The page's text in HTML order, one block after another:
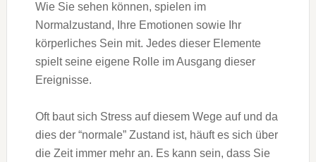
Wie Sie sehen können, spielen im
Normalzustand, Ihre Emotionen sowie Ihr
körperliches Sein mit. Jedes dieser Elemente
spielt seine eigene Rolle im Ausgang dieser
Ereignisse.
Oft baut sich Stress auf diesem Wege auf und da
dies der “normale” Zustand ist, häuft es sich über
die Zeit immer mehr an. Es kann sein, dass Sie